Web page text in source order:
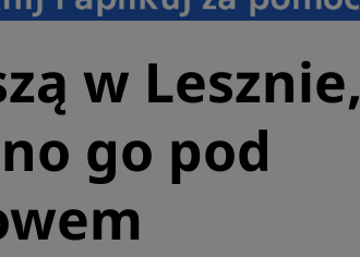
w Lesznie,
go pod